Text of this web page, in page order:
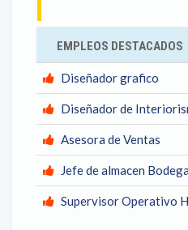
EMPLEOS DESTACADOS
Diseñador grafico
Diseñador de
Asesora de Ventas
Jefe de almacen Bodega
Supervisor Operativo